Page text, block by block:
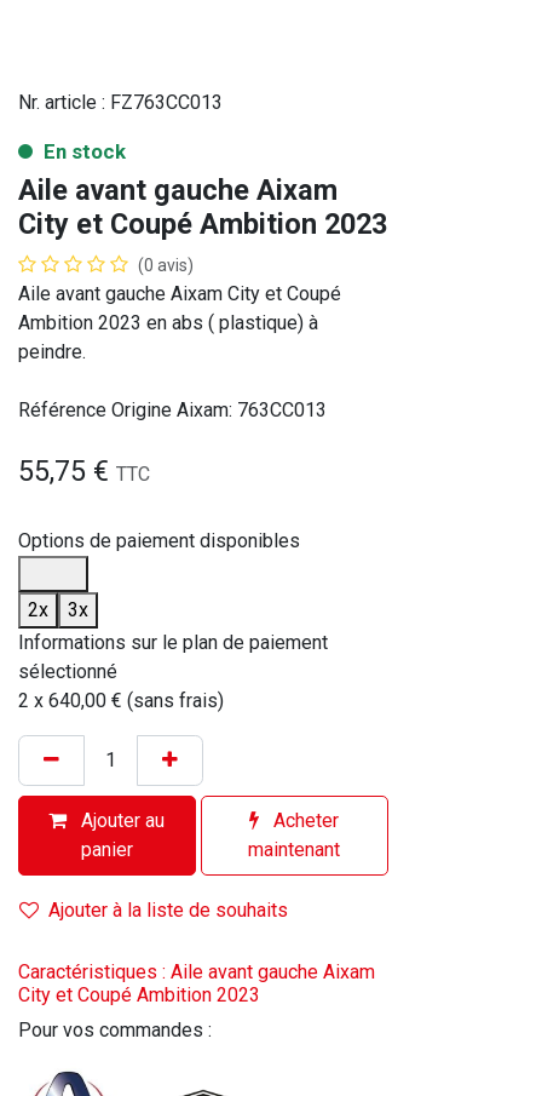
Nr. article : FZ763CC013
En stock
Aile avant gauche Aixam
City et Coupé Ambition 2023
(0 avis)
Aile avant gauche Aixam City et Coupé
Ambition 2023 en abs ( plastique) à
peindre.
Référence Origine Aixam: 763CC013
55,75 € TTC
Options de paiement disponibles
2x
3x
Informations sur le plan de paiement
sélectionné
2 x 640,00 € (sans frais)
Ajouter au
panier
Acheter
maintenant
Ajouter à la liste de souhaits
Caractéristiques : Aile avant gauche Aixam
City et Coupé Ambition 2023
Pour vos commandes :